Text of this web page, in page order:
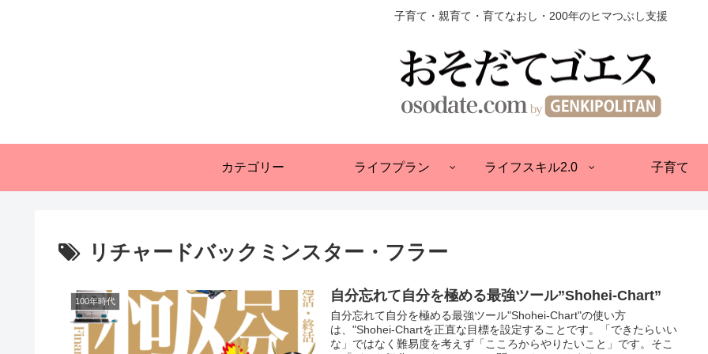
子育て・親育て・育てなおし・200年のヒマつぶし支援
カテゴリー ライフプラン ライフスキル2.0 子育て
リチャードバックミンスター・フラー
100年時代 自分忘れて自分を極める最強ツール”Shohei-Chart”
自分忘れて自分を極める最強ツール"Shohei-Chart"の使い方
は、"Shohei-Chartを正直な目標を設定することです。「できたらいい
な」ではなく難易度を考えず「こころからやりたいこと」です。そこ